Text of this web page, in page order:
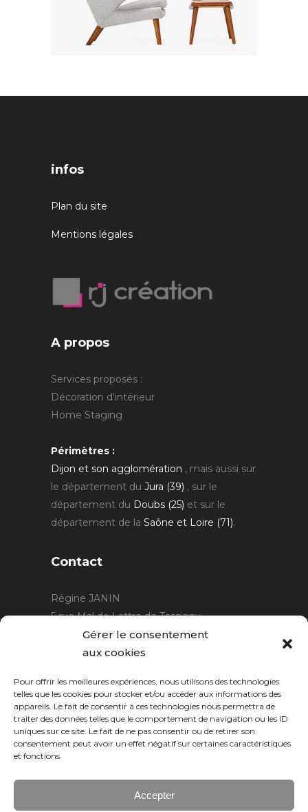
Gérer le consentement
aux cookies
Pour offrir les meilleures expériences, nous utilisons des technologies
telles que les cookies pour stocker et/ou accéder aux informations des
appareils. Le fait de consentir à ces technologies nous permettra de
traiter des données telles que le comportement de navigation ou les ID
uniques sur ce site. Le fait de ne pas consentir ou de retirer son
consentement peut avoir un effet négatif sur certaines caractéristiques
et fonctions.
Accepter
infos
Plan du site
Mentions légales
A propos
Services proposés :
Décoration d'intérieur
Home Staging
Périmètres :
Dijon et son agglomération , mais aussi sur
le département du Jura (39) , sur le
département du Doubs (25) et sur le
département de la Saône et Loire (71).
Contact
Régine JANIN
5 rue Mal de Lattre de Tassigny
21220 Gevrey Chambertin
06 15 15 80 29
Horaires :sur rendez-vous.